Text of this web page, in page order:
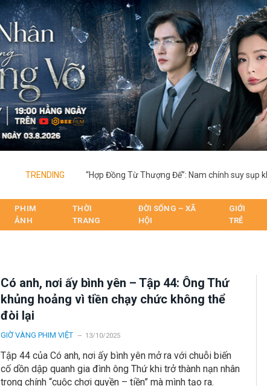
TRENDING
PHIM
ẢNH
THỜI
TRANG
ĐỜI SỐNG – XÃ
HỘI
GIỚI
TRẺ
Có anh, nơi ấy bình yên – Tập 44: Ông Thứ
khủng hoảng vì tiền chạy chức không thể
đòi lại
GIỜ VÀNG PHIM VIỆT 13/10/2025
Tập 44 của Có anh, nơi ấy bình yên mở ra với chuỗi biến
cố dồn dập quanh gia đình ông Thứ khi trở thành nạn nhân
trong chính “cuộc chơi quyền – tiền” mà mình tạo ra.